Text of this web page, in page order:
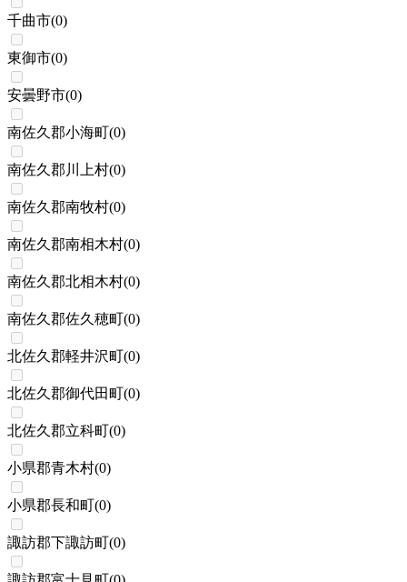
千曲市(0)
東御市(0)
安曇野市(0)
南佐久郡小海町(0)
南佐久郡川上村(0)
南佐久郡南牧村(0)
南佐久郡南相木村(0)
南佐久郡北相木村(0)
南佐久郡佐久穂町(0)
北佐久郡軽井沢町(0)
北佐久郡御代田町(0)
北佐久郡立科町(0)
小県郡青木村(0)
小県郡長和町(0)
諏訪郡下諏訪町(0)